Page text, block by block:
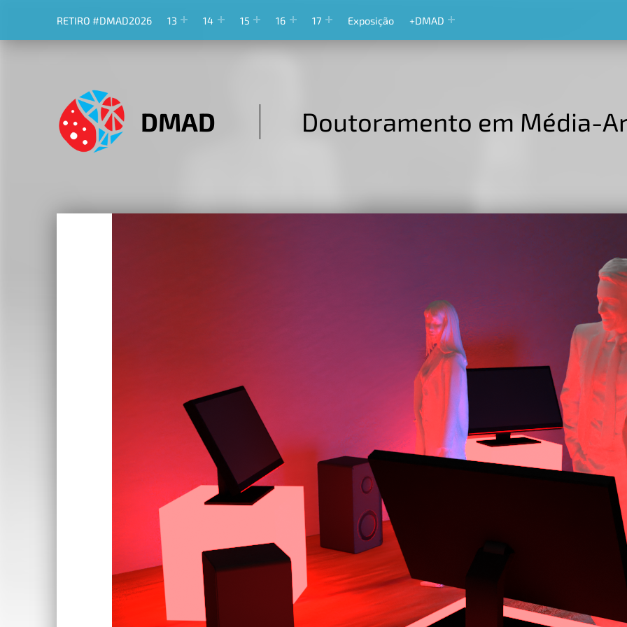
RETIRO #DMAD2026
13 14 15 16 17 Exposição +DMAD
DMAD Doutoramento em Média-